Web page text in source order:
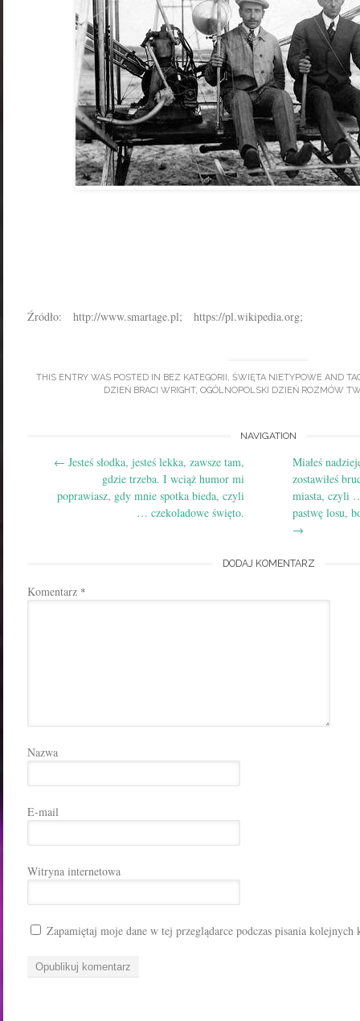
Źródło: http://www.smartage.pl; https://pl.wikipedia.org;
THIS ENTRY WAS POSTED IN BEZ KATEGORII , ŚWIĘTA NIETYPOWEAND
DZIEŃ BRACI WRIGHT, OGÓLNOPOLSKI DZIEŃ ROZMÓW
navigation
NAVIGATION
← Jesteś słodka, jesteś lekka, zawsze tam,
gdzie trzeba. I wciąż humor mi
poprawiasz, gdy mnie spotka bieda, czyli
… czekoladowe święto.
Miałeś
zostawiłeś
miasta, czyli
pastwę losu,
→
DODAJ KOMENTARZ
Komentarz *
Nazwa
E-mail
Witryna internetowa
Zapamiętaj moje dane w tej przeglądarce podczas pisania kolejnych